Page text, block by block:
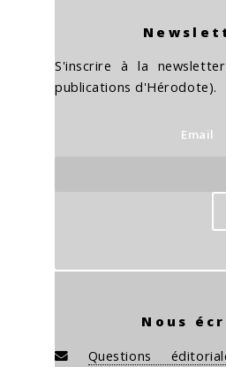
S'inscrire à la
publications d'Hérodote).
Email
Nous
Questions